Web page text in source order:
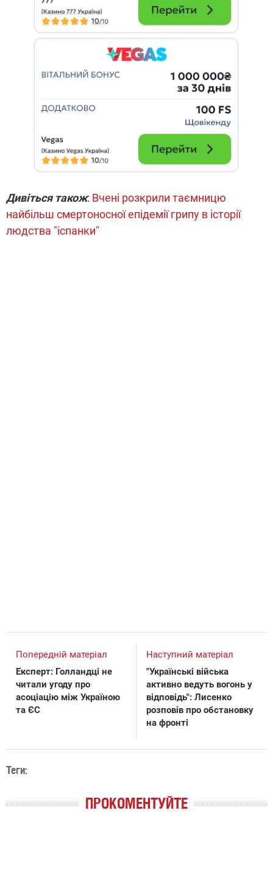
Дивіться також: Вчені розкрили таємницю
найбільш смертоносної епідемії грипу в історії
людства "іспанки"
Попередній матеріал
Експерт: Голландці не
читали угоду про
асоціацію між Україною
та ЄС
Наступний матеріал
"Українські війська
активно ведуть вогонь у
відповідь": Лисенко
розповів про обстановку
на фронті
Теги:
ПРОКОМЕНТУЙТЕ